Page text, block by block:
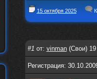
15 октября 2025
#1 от: vinman(Свои) 19
Регистрация: